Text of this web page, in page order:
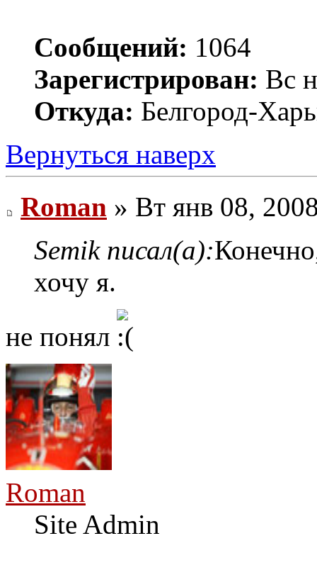
Сообщений: 1064
Зарегистрирован: Вс
Откуда: Белгород-
Вернуться наверх
Roman » Вт янв 08,
Semik писал(а):
хочу я.
не понял
Roman
Site Admin